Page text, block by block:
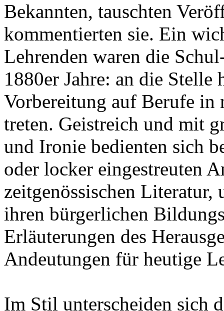
Bekannten, tauschten
kommentierten sie. Ein
Lehrenden waren die
1880er Jahre: an die
Vorbereitung auf Berufe in
treten. Geistreich und mit
und Ironie bedienten sich
oder locker eingestreuten
zeitgenössischen
ihren bürgerlichen
Erläuterungen des
Andeutungen für heutige
Im Stil unterscheiden sich